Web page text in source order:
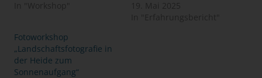
Fotoworkshop
„Landschaftsfotografie in
der Heide zum
Sonnenaufgang“